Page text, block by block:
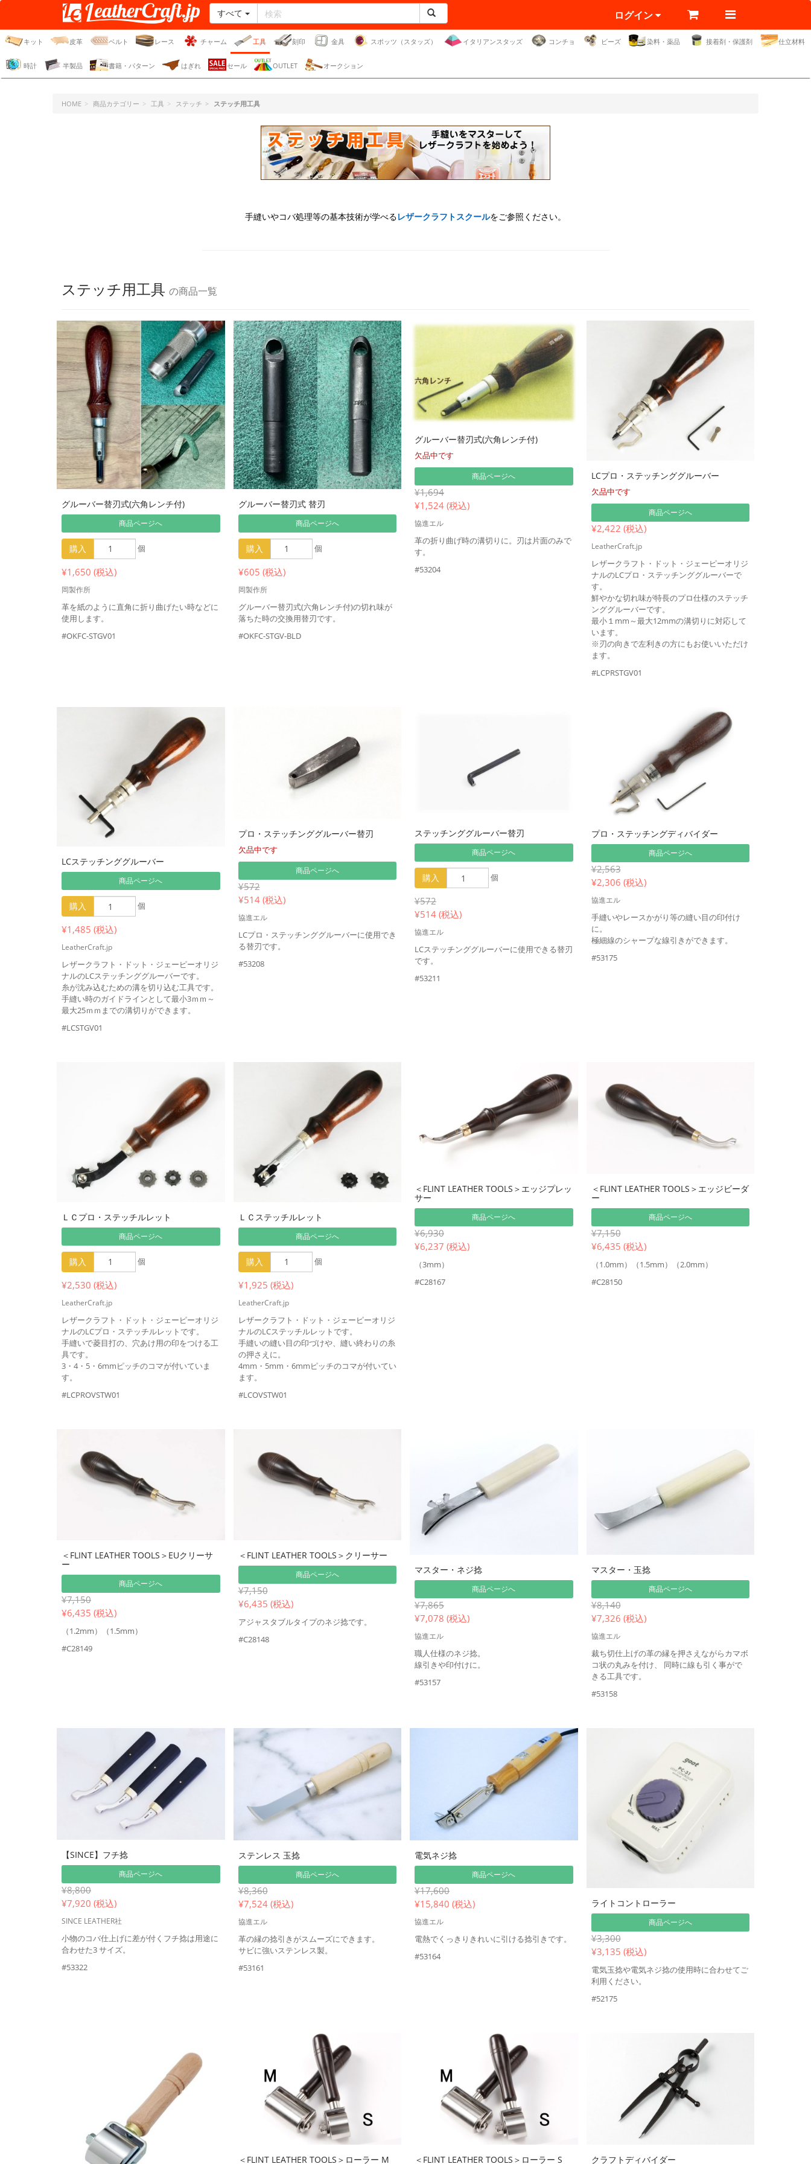
レザークラフト・ドット・
ジェーピー
すべて ログイン
キット 皮革 ベルト レース チャーム 工具 刻印 金具 スポッツ（スタッズ） イタリアンスタッズ コンチョ ビーズ 染料・薬品 接着剤・保護剤 仕立材料
時計 半製品 書籍・パターン はぎれ セール OUTLET オークション
HOME 商品カテゴリー 工具 ステッチ ステッチ用工具
手縫いやコバ処理等の基本技術が学べるレザークラフトスクールをご参照ください。
ステッチ用工具 の商品一覧
グルーバー替刃式(六角レンチ付)
商品ページへ
購入 個
¥1,650 (税込)
岡製作所
革を紙のように直角に折り曲げたい時などに
使用します。
#OKFC-STGV01
グルーバー替刃式 替刃
商品ページへ
購入 個
¥605 (税込)
岡製作所
グルーバー替刃式(六角レンチ付)の切れ味が
落ちた時の交換用替刃です。
#OKFC-STGV-BLD
グルーバー替刃式(六角レンチ付)
欠品中です
商品ページへ
¥1,694
¥1,524 (税込)
協進エル
革の折り曲げ時の溝切りに。刃は片面のみで
す。
#53204
LCプロ・ステッチンググルーバー
欠品中です
商品ページへ
¥2,422 (税込)
LeatherCraft.jp
レザークラフト・ドット・ジェーピーオリジ
ナルのLCプロ・ステッチンググルーバーで
す。
鮮やかな切れ味が特長のプロ仕様のステッチ
ンググルーバーです。
最小１mm～最大12mmの溝切りに対応して
います。
※刃の向きで左利きの方にもお使いいただけ
ます。
#LCPRSTGV01
LCステッチンググルーバー
商品ページへ
購入 個
¥1,485 (税込)
LeatherCraft.jp
レザークラフト・ドット・ジェーピーオリジ
ナルのLCステッチンググルーバーです。
糸が沈み込むための溝を切り込む工具です。
手縫い時のガイドラインとして最小3ｍｍ～
最大25ｍｍまでの溝切りができます。
#LCSTGV01
プロ・ステッチンググルーバー替刃
欠品中です
商品ページへ
¥572
¥514 (税込)
協進エル
LCプロ・ステッチンググルーバーに使用でき
る替刃です。
#53208
ステッチンググルーバー替刃
商品ページへ
購入 個
¥572
¥514 (税込)
協進エル
LCステッチンググルーバーに使用できる替刃
です。
#53211
プロ・ステッチングディバイダー
商品ページへ
¥2,563
¥2,306 (税込)
協進エル
手縫いやレースかがり等の縫い目の印付け
に。
極細線のシャープな線引きができます。
#53175
ＬＣプロ・ステッチルレット
商品ページへ
購入 個
¥2,530 (税込)
LeatherCraft.jp
レザークラフト・ドット・ジェーピーオリジ
ナルのLCプロ・ステッチルレットです。
手縫いで菱目打の、穴あけ用の印をつける工
具です。
3・4・5・6mmピッチのコマが付いていま
す。
#LCPROVSTW01
ＬＣステッチルレット
商品ページへ
購入 個
¥1,925 (税込)
LeatherCraft.jp
レザークラフト・ドット・ジェーピーオリジ
ナルのLCステッチルレットです。
手縫いの縫い目の印づけや、縫い終わりの糸
の押さえに。
4mm・5mm・6mmピッチのコマが付いてい
ます。
#LCOVSTW01
＜FLINT LEATHER TOOLS＞エッジプレッ
サー
商品ページへ
¥6,930
¥6,237 (税込)
（3mm）
#C28167
＜FLINT LEATHER TOOLS＞エッジビーダ
ー
商品ページへ
¥7,150
¥6,435 (税込)
（1.0mm）（1.5mm）（2.0mm）
#C28150
＜FLINT LEATHER TOOLS＞EUクリーサ
ー
商品ページへ
¥7,150
¥6,435 (税込)
（1.2mm）（1.5mm）
#C28149
＜FLINT LEATHER TOOLS＞クリーサー
商品ページへ
¥7,150
¥6,435 (税込)
アジャスタブルタイプのネジ捻です。
#C28148
マスター・ネジ捻
商品ページへ
¥7,865
¥7,078 (税込)
協進エル
職人仕様のネジ捻。
線引きや印付けに。
#53157
マスター・玉捻
商品ページへ
¥8,140
¥7,326 (税込)
協進エル
裁ち切仕上げの革の縁を押さえながらカマボ
コ状の丸みを付け、 同時に線も引く事がで
きる工具です。
#53158
【SINCE】フチ捻
商品ページへ
¥8,800
¥7,920 (税込)
SINCE LEATHER社
小物のコバ仕上げに差が付くフチ捻は用途に
合わせた3 サイズ。
#53322
ステンレス 玉捻
商品ページへ
¥8,360
¥7,524 (税込)
協進エル
革の縁の捻引きがスムーズにできます。
サビに強いステンレス製。
#53161
電気ネジ捻
商品ページへ
¥17,600
¥15,840 (税込)
協進エル
電熱でくっきりきれいに引ける捻引きです。
#53164
ライトコントローラー
商品ページへ
¥3,300
¥3,135 (税込)
電気玉捻や電気ネジ捻の使用時に合わせてご
利用ください。
#52175
＜FLINT LEATHER TOOLS＞ローラー M ＜FLINT LEATHER TOOLS＞ローラー S クラフトディバイダー